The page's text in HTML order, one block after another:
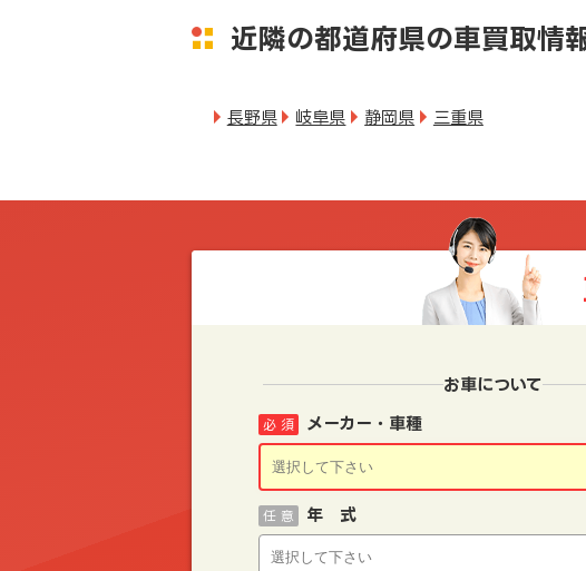
近隣の都道府県の車買取情
長野県 岐阜県 静岡県 三重県
お車について
メーカー・車種
必 須
年 式
任 意